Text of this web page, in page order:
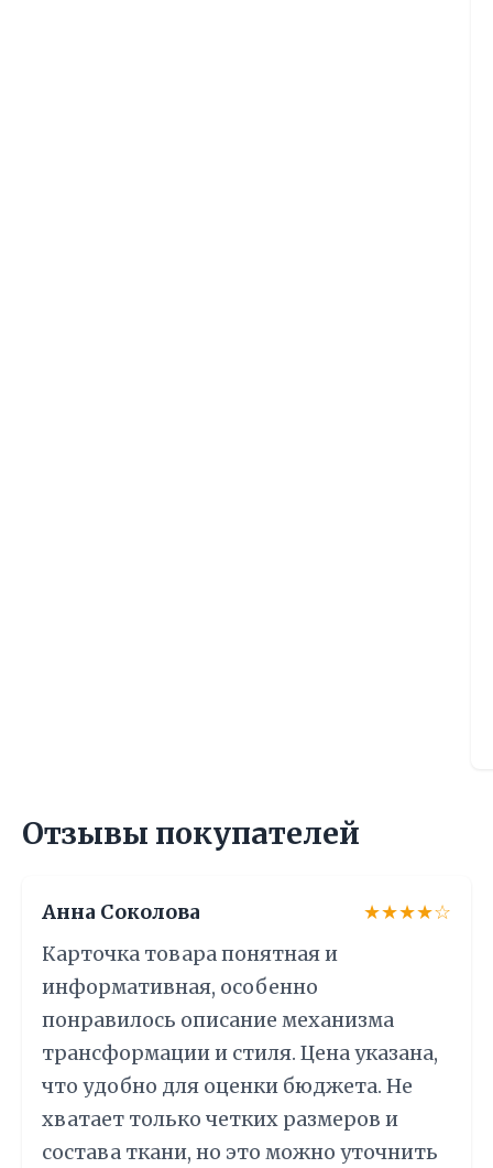
Отзывы покупателей
Анна Соколова
★★★★☆
Карточка товара понятная и
информативная, особенно
понравилось описание механизма
трансформации и стиля. Цена указана,
что удобно для оценки бюджета. Не
хватает только четких размеров и
состава ткани, но это можно уточнить